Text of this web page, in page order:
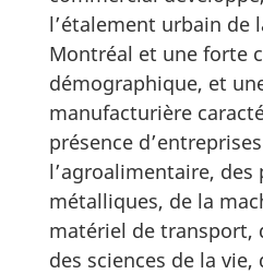
l’étalement urbain de
Montréal et une forte
démographique, et
manufacturière
présence
l’agroalimentaire, des
métalliques, de la
matériel de transport,
des sciences de la